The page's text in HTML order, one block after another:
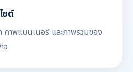
ซต์
ภาพแบนเนอร์ และภาพรวมของ
จ